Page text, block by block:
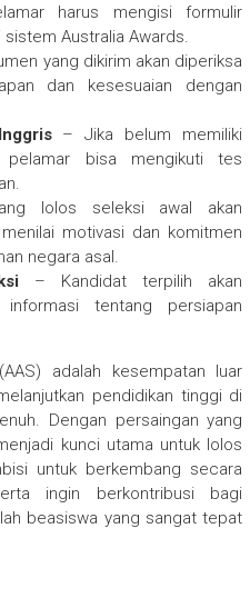
harus mengisi formulir
Australia Awards.
yang dikirim akan diperiksa
dan kesesuaian dengan
– Jika belum memiliki
pelamar bisa mengikuti tes
lolos seleksi awal akan
motivasi dan komitmen
negara asal.
– Kandidat terpilih akan
tentang persiapan
adalah kesempatan luar
pendidikan tinggi di
Dengan persaingan yang
kunci utama untuk lolos
untuk berkembang secara
ingin berkontribusi bagi
beasiswa yang sangat tepat